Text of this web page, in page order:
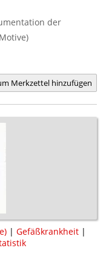
der
Merkzettel hinzufügen
| Gefäßkrankheit |